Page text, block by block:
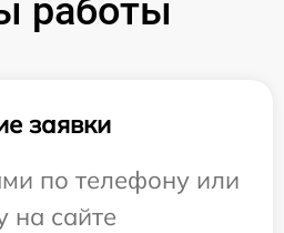
работы
заявки
по телефону или
на сайте